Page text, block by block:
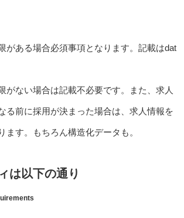
がある場合必須事項となります。記載はdat
がない場合は記載不必要です。また、求人
る前に採用が決まった場合は、求人情報を
ます。もちろん構造化データも。
は以下の通り